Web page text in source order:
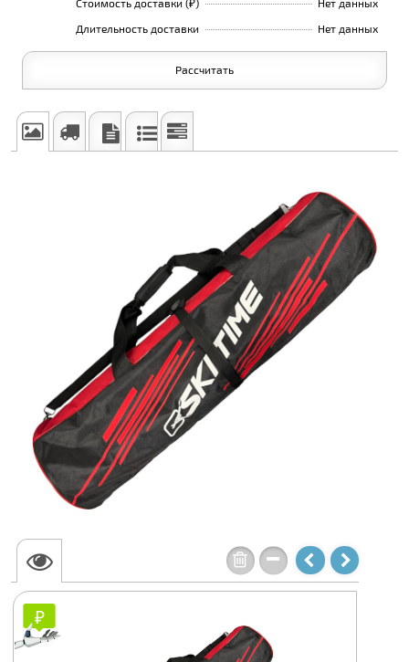
Нет данных
Длительность доставки
Нет данных
Рассчитать
₽
₽